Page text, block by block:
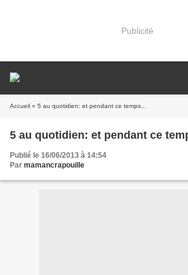
Publicité
Accueil » 5 au quotidien: et pendant ce temps...
5 au quotidien: et pendant ce
Publié le 16/06/2013 à 14:54
Par mamancrapouille